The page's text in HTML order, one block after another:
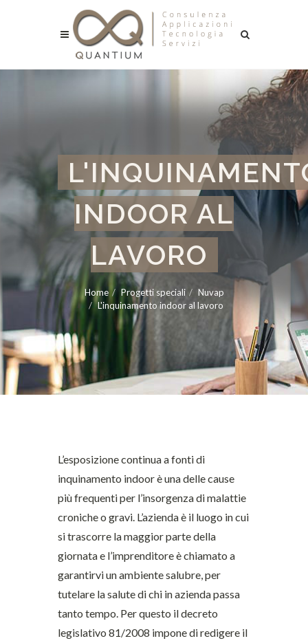
INDOOR AL
LAVORO
Home Progetti speciali
Nuvap
L'inquinamento indoor al lavoro
L’esposizione continua a fonti di
inquinamento indoor è una delle cause
più frequenti per l’insorgenza di malattie
croniche o gravi. L’azienda è il luogo in cui
si trascorre la maggior parte della
giornata e l’imprenditore è chiamato a
garantirvi un ambiente salubre, per
tutelare la salute di chi in azienda passa
tanto tempo. Per questo il decreto
legislativo 81/2008 impone di redigere il